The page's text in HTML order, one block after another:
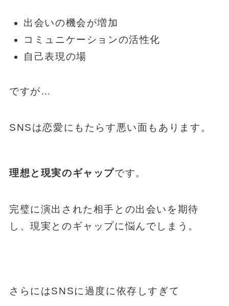
出会いの機会が増加
コミュニケーションの活性化
自己表現の場
ですが…
SNSは恋愛にもたらす悪い面もあります。
理想と現実のギャップです。
完璧に演出された相手との出会いを期待
し、現実とのギャップに悩んでしまう。
さらにはSNSに過度に依存しすぎて